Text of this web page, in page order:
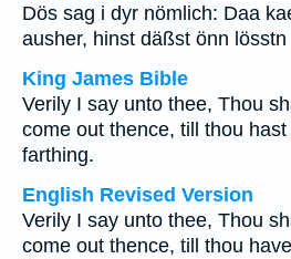
Dös sag i dyr nömlich: Daa
ausher, hinst däßst önn
King James Bible
Verily I say unto thee, Thou
come out thence, till thou
farthing.
English Revised Version
Verily I say unto thee, Thou
come out thence, till thou